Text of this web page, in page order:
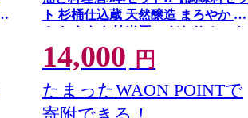
ト 杉桶仕込蔵 天然醸造 まろやか 旨
み おすすめ 純米酒 こだわり セット
料理 キッチン 調味料 地元産 ギフト
贈り物 島根県 安来市】【14-FC-54】
14,000 円
たまったWAON POINTで